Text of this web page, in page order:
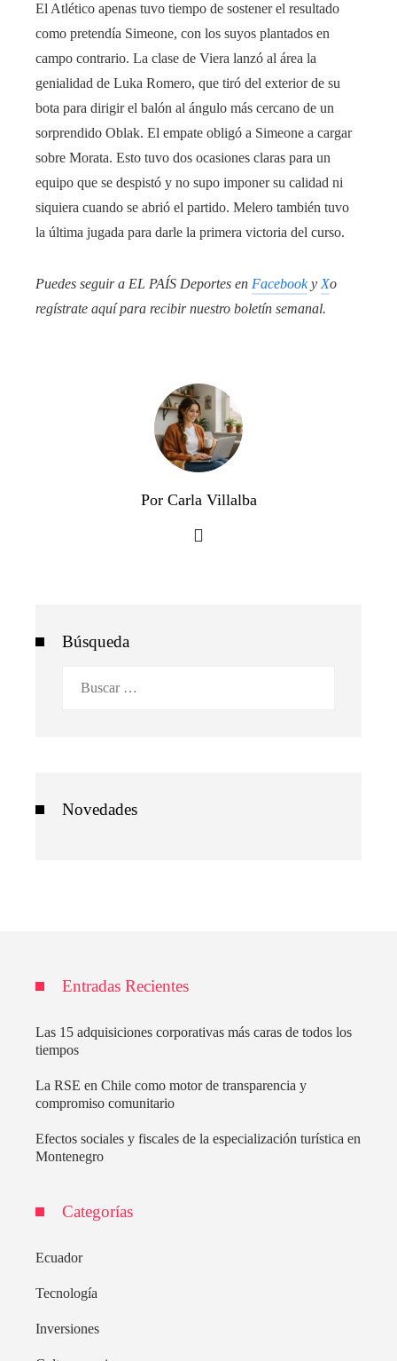
El Atlético apenas tuvo tiempo de sostener el resultado
como pretendía Simeone, con los suyos plantados en
campo contrario. La clase de Viera lanzó al área la
genialidad de Luka Romero, que tiró del exterior de su
bota para dirigir el balón al ángulo más cercano de un
sorprendido Oblak. El empate obligó a Simeone a cargar
sobre Morata. Esto tuvo dos ocasiones claras para un
equipo que se despistó y no supo imponer su calidad ni
siquiera cuando se abrió el partido. Melero también tuvo
la última jugada para darle la primera victoria del curso.
Puedes seguir a EL PAÍS Deportes en Facebooky Xo
regístrate aquí para recibirnuestro boletín semanal.
Por Carla Villalba
Búsqueda
Novedades
Entradas Recientes
Las 15 adquisiciones corporativas más caras de todos los
tiempos
La RSE en Chile como motor de transparencia y
compromiso comunitario
Efectos sociales y fiscales de la especialización turística en
Montenegro
Categorías
Ecuador
Tecnología
Inversiones